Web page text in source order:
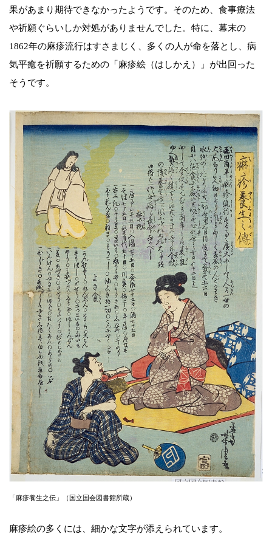
果があまり期待できなかったようです。そのため、食事療法
や祈願ぐらいしか対処がありませんでした。特に、幕末の
1862年の麻疹流行はすさまじく、多くの人が命を落とし、病
気平癒を祈願するための「麻疹絵（はしかえ）」が出回った
そうです。
「麻疹養生之伝」（国立国会図書館所蔵）
麻疹絵の多くには、細かな文字が添えられています。